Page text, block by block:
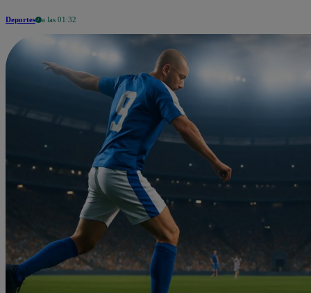
Deportes a las 01:32